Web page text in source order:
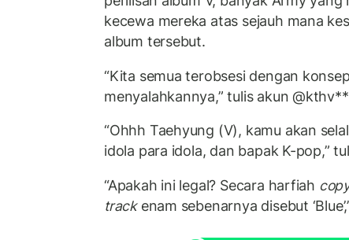
kecewa mereka atas sejauh mana
album tersebut.
“Kita semua terobsesi dengan konsep
menyalahkannya,” tulis akun
“Ohhh Taehyung (V), kamu akan
idola para idola, dan bapak K-pop,”
“Apakah ini legal? Secara harfiah
trackenam sebenarnya disebut